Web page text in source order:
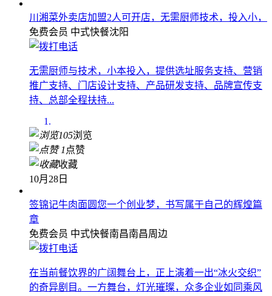
川湘菜外卖店加盟2人可开店，无需厨师技术，投入小，
免费会员 中式快餐沈阳
无需厨师与技术，小本投入，提供选址服务支持、营销
推广支持、门店设计支持、产品研发支持、品牌宣传支
持、总部全程扶持...
105浏览
1 点赞
收藏
10月28日
签锦记牛肉面圆您一个创业梦，书写属于自己的辉煌篇
章
免费会员 中式快餐南昌南昌周边
在当前餐饮界的广阔舞台上，正上演着一出“冰火交织”
的奇异剧目。一方舞台，灯光璀璨，众多企业如同乘风